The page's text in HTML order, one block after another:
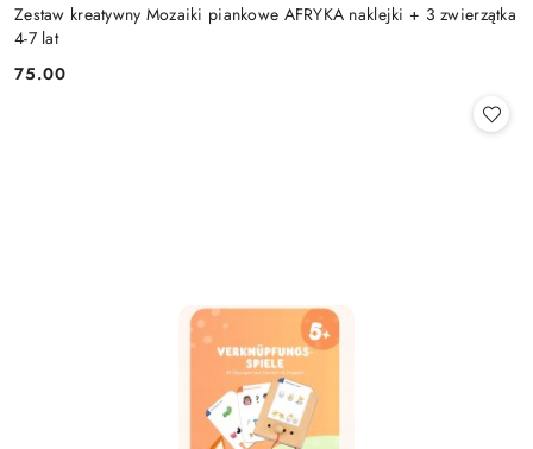
Zestaw kreatywny Mozaiki piankowe AFRYKA naklejki + 3 zwierzątka
4-7 lat
Cena:
75.00